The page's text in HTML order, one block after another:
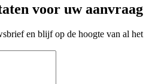
voor uw aanvraag
en blijf op de hoogte van al het